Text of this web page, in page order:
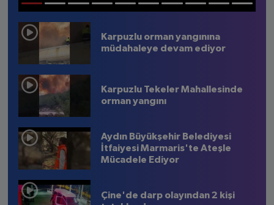
Karpuzlu orman yangınına
müdahaleye devam ediyor
Karpuzlu Tekeler Mahallesinde
orman yangını
Aydın Büyükşehir Belediyesi
İtfaiyesi Marmaris'te Ateşle
Mücadele Ediyor
Çine'de darp olayından 2 kişi